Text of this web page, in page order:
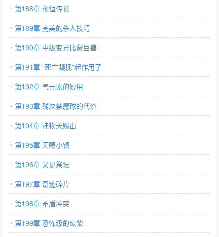
第188章 永恒传说
第189章 完美的杀人技巧
第190章 中级变异比蒙巨兽
第191章 “死亡凝视”起作用了
第192章 气元素的妙用
第193章 残次禁魔球的代价
第194章 神物天赐山
第195章 天赐小镇
第196章 又见祭坛
第197章 奇迹碎片
第198章 矛盾冲突
第199章 恐怖级的废柴